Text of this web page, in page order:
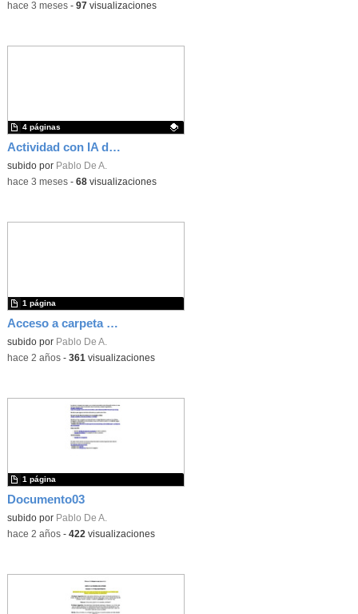
-hace 3 meses- 97visualizaciones
Actividad con IA de historia en bachillerato
Contenido educativo.
subido por Pablo De A.
4 páginas
-hace 3 meses- 68visualizaciones
Acceso a carpeta con audios utlizados
subido por Pablo De A.
1 página
-hace 2 años- 361 visualizaciones
Documento03
subido por Pablo De A.
1 página
-hace 2 años- 422 visualizaciones